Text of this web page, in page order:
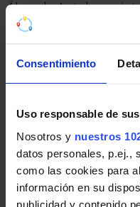
Consentimiento
Uso responsable de
Nosotros y nuestros
datos personales, p.ej.,
como las cookies para
información en su
publicidad y contenido
Álora de Autobuses